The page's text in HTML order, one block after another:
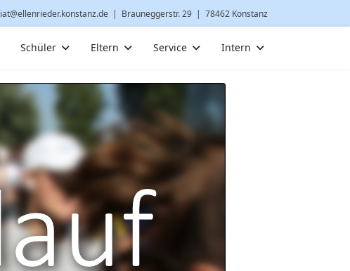
| Brauneggerstr. 29 | 78462 Konstanz
Schüler Eltern Service Intern